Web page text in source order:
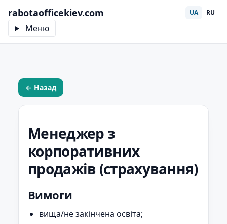
rabotaofficekiev.com
Меню
UA RU
← Назад
Менеджер з
корпоративних
продажів (страхування)
Вимоги
вища/не закінчена освіта;